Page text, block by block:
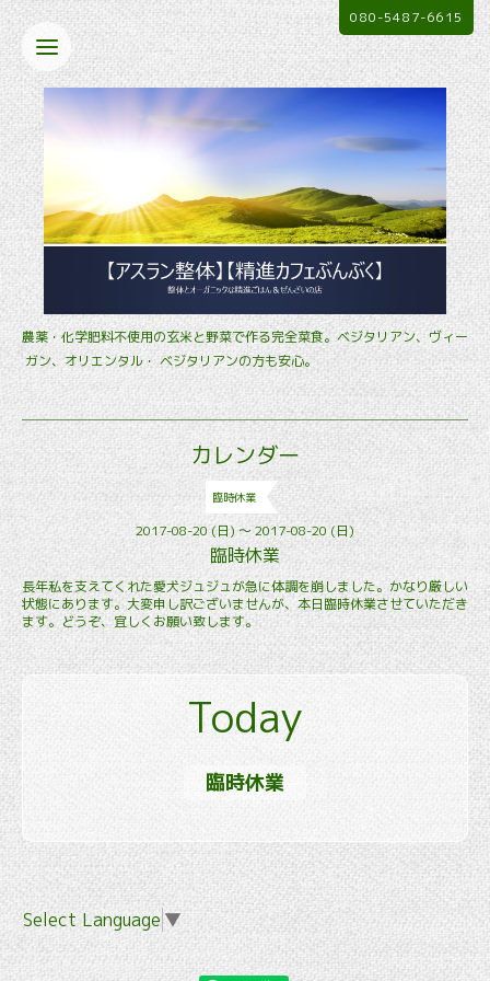
農薬・化学肥料不使用の玄米と野菜で作る完全菜食。ベジタリアン、ヴィー
ガン、オリエンタル・ ベジタリアンの方も安心。
080-5487-6615
カレンダー
臨時休業
2017-08-20 (日) ～ 2017-08-20 (日)
臨時休業
長年私を支えてくれた愛犬ジュジュが急に体調を崩しました。かなり厳しい
状態にあります。大変申し訳ございませんが、本日臨時休業させていただき
ます。どうぞ、宜しくお願い致します。
Today
臨時休業
Select Language ▼